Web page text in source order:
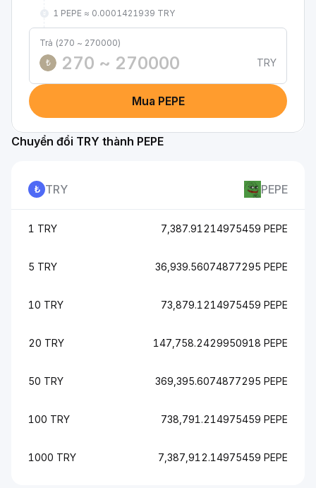
1 PEPE ≈ 0.0001421939 TRY
Trả (270 ~ 270000)
₺
TRY
Mua PEPE
Chuyển đổi TRY thành PEPE
TRY PEPE
1 TRY 7,387.91214975459 PEPE
5 TRY 36,939.56074877295 PEPE
10 TRY 73,879.1214975459 PEPE
20 TRY 147,758.2429950918 PEPE
50 TRY 369,395.6074877295 PEPE
100 TRY 738,791.214975459 PEPE
1000 TRY 7,387,912.14975459 PEPE